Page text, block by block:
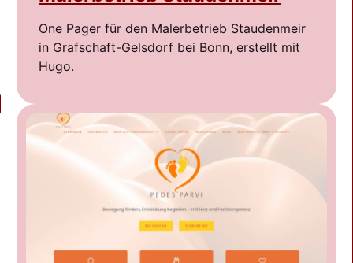
One Pager für den Malerbetrieb Staudenmeir
in Grafschaft-Gelsdorf bei Bonn, erstellt mit
Hugo.